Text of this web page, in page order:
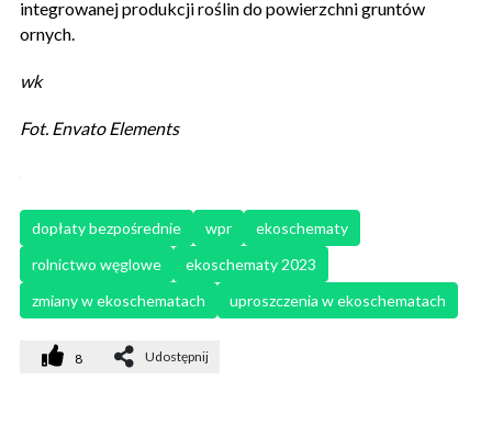
integrowanej produkcji roślin do powierzchni gruntów
ornych.
wk
Fot. Envato Elements
dopłaty bezpośrednie wpr
ekoschematy
rolnictwo węglowe
ekoschematy 2023
zmiany w ekoschematach
uproszczenia w ekoschematach
8 Udostępnij